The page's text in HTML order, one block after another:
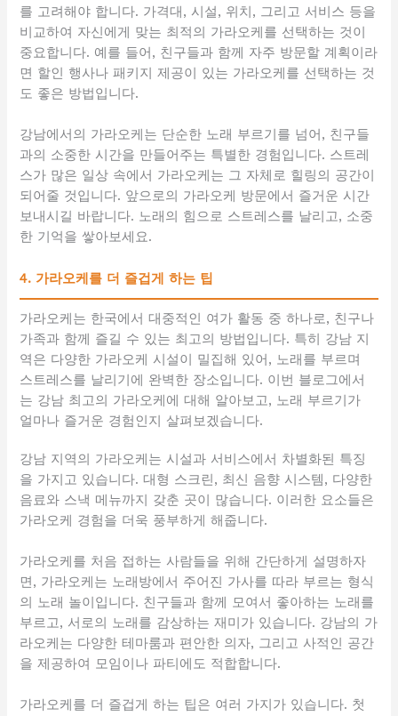
를 고려해야 합니다. 가격대, 시설, 위치, 그리고 서비스 등을
비교하여 자신에게 맞는 최적의 가라오케를 선택하는 것이
중요합니다. 예를 들어, 친구들과 함께 자주 방문할 계획이라
면 할인 행사나 패키지 제공이 있는 가라오케를 선택하는 것
도 좋은 방법입니다.
강남에서의 가라오케는 단순한 노래 부르기를 넘어, 친구들
과의 소중한 시간을 만들어주는 특별한 경험입니다. 스트레
스가 많은 일상 속에서 가라오케는 그 자체로 힐링의 공간이
되어줄 것입니다. 앞으로의 가라오케 방문에서 즐거운 시간
보내시길 바랍니다. 노래의 힘으로 스트레스를 날리고, 소중
한 기억을 쌓아보세요.
4. 가라오케를 더 즐겁게 하는 팁
가라오케는 한국에서 대중적인 여가 활동 중 하나로, 친구나
가족과 함께 즐길 수 있는 최고의 방법입니다. 특히 강남 지
역은 다양한 가라오케 시설이 밀집해 있어, 노래를 부르며
스트레스를 날리기에 완벽한 장소입니다. 이번 블로그에서
는 강남 최고의 가라오케에 대해 알아보고, 노래 부르기가
얼마나 즐거운 경험인지 살펴보겠습니다.
강남 지역의 가라오케는 시설과 서비스에서 차별화된 특징
을 가지고 있습니다. 대형 스크린, 최신 음향 시스템, 다양한
음료와 스낵 메뉴까지 갖춘 곳이 많습니다. 이러한 요소들은
가라오케 경험을 더욱 풍부하게 해줍니다.
가라오케를 처음 접하는 사람들을 위해 간단하게 설명하자
면, 가라오케는 노래방에서 주어진 가사를 따라 부르는 형식
의 노래 놀이입니다. 친구들과 함께 모여서 좋아하는 노래를
부르고, 서로의 노래를 감상하는 재미가 있습니다. 강남의 가
라오케는 다양한 테마룸과 편안한 의자, 그리고 사적인 공간
을 제공하여 모임이나 파티에도 적합합니다.
가라오케를 더 즐겁게 하는 팁은 여러 가지가 있습니다. 첫